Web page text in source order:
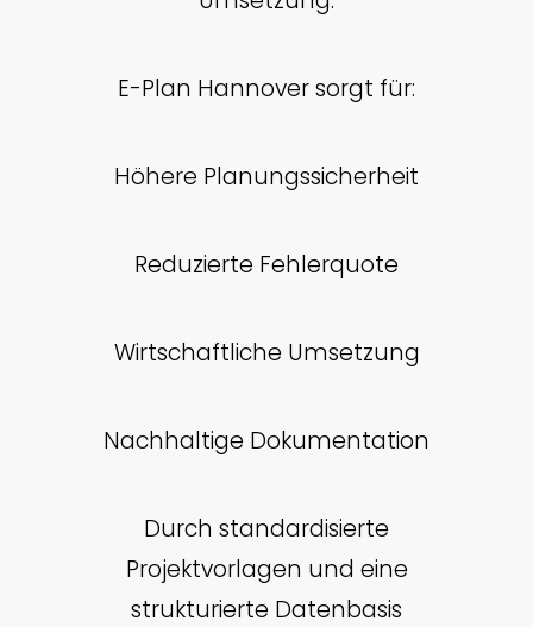
E-Plan Hannover sorgt für:
Höhere Planungssicherheit
Reduzierte Fehlerquote
Wirtschaftliche Umsetzung
Nachhaltige Dokumentation
Durch standardisierte
Projektvorlagen und eine
strukturierte Datenbasis